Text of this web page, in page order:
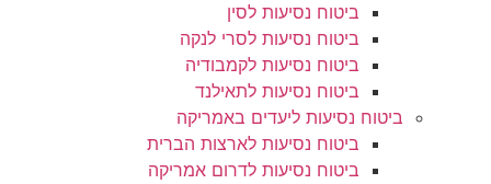
ביטוח נסיעות לסין
ביטוח נסיעות לסרי לנקה
ביטוח נסיעות לקמבודיה
ביטוח נסיעות לתאילנד
ביטוח נסיעות ליעדים באמריקה
ביטוח נסיעות לארצות הברית
ביטוח נסיעות לדרום אמריקה